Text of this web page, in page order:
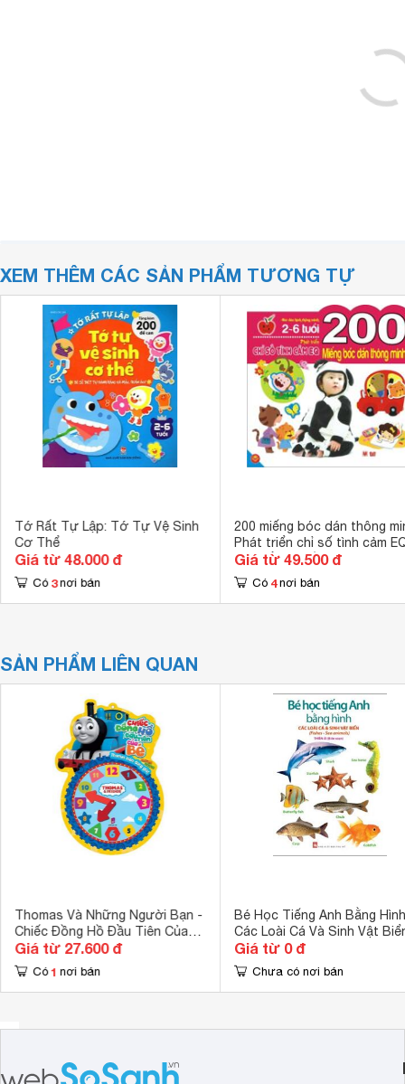
XEM THÊM CÁC SẢN PHẨM TƯƠNG TỰ
Tớ Rất Tự Lập: Tớ Tự Vệ Sinh
Cơ Thể
Giá từ 48.000 đ
Có 3 nơi bán
200 miếng bóc dán thông
Phát triển chỉ số tình cảm
- 6 tuổi) – Nhiều tác giả
Giá từ 49.500 đ
Có 4 nơi bán
SẢN PHẨM LIÊN QUAN
Thomas Và Những Người Bạn -
Chiếc Đồng Hồ Đầu Tiên Của
Bé
Giá từ 27.600 đ
Có 1 nơi bán
Bé Học Tiếng Anh Bằng
Các Loài Cá Và Sinh Vật
Giá từ 0 đ
Chưa có nơi bán